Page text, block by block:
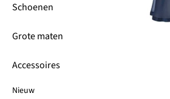
Schoenen
Grote maten
Accessoires
Nieuw